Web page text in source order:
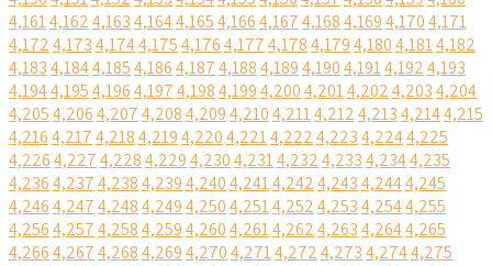
4,1614,1624,1634,1644,1654,1664,1674,1684,1694,1704,171
4,1724,1734,1744,1754,1764,1774,1784,1794,1804,1814,182
4,1834,1844,1854,1864,1874,1884,1894,1904,1914,1924,193
4,1944,1954,1964,1974,1984,1994,2004,2014,2024,2034,204
4,2054,2064,2074,2084,2094,2104,2114,2124,2134,2144,215
4,2164,2174,2184,2194,2204,2214,2224,2234,2244,225
4,2264,2274,2284,2294,2304,2314,2324,2334,2344,235
4,2364,2374,2384,2394,2404,2414,2424,2434,2444,245
4,2464,2474,2484,2494,2504,2514,2524,2534,2544,255
4,2564,2574,2584,2594,2604,2614,2624,2634,2644,265
4,2664,2674,2684,2694,2704,2714,2724,2734,2744,275